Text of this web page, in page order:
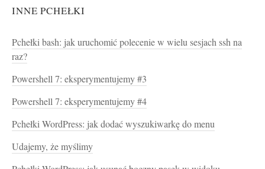
INNE PCHEŁKI
Pchełki bash: jak uruchomić polecenie w wielu sesjach ssh na
raz?
Powershell 7: eksperymentujemy #3
Powershell 7: eksperymentujemy #4
Pchełki WordPress: jak dodać wyszukiwarkę do menu
Udajemy, że myślimy